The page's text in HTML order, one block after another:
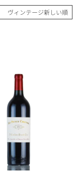
て
ヴィンテージ新しい順